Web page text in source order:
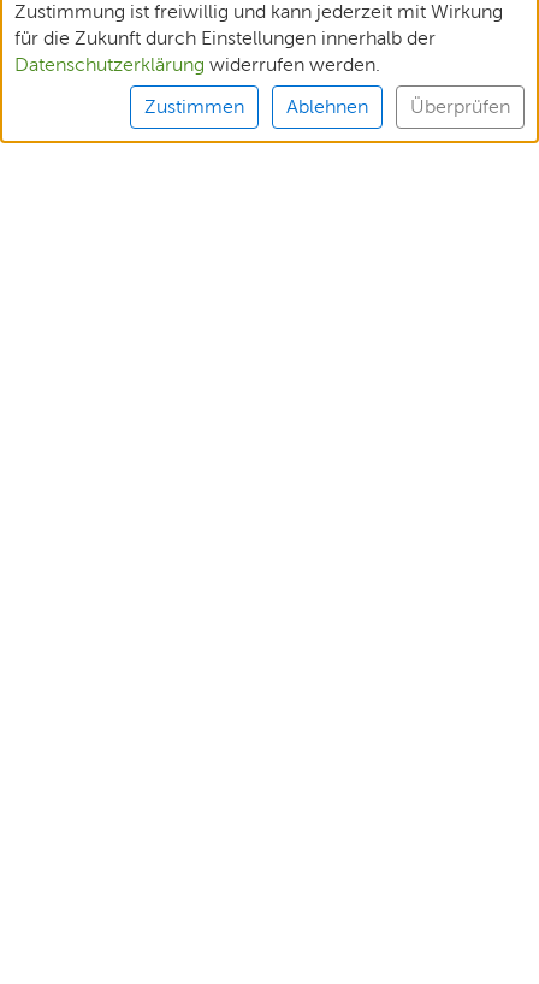
Zustimmung ist freiwillig und kann jederzeit mit Wirkung
für die Zukunft durch Einstellungen innerhalb der
Datenschutzerklärung widerrufen werden.
Zustimmen Ablehnen Überprüfen